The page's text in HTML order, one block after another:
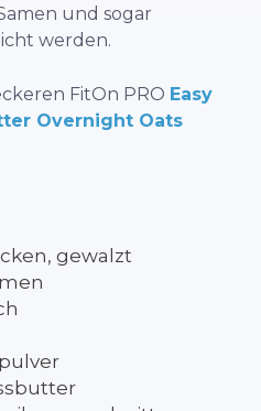
und sogar
werden.
FitOn PRO Easy
Overnight Oats
gewalzt